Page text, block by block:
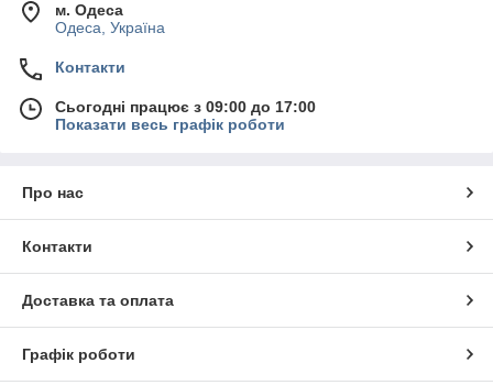
м. Одеса
Одеса, Україна
Контакти
Сьогодні працює з 09:00 до 17:00
Показати весь графік роботи
Про нас
Контакти
Доставка та оплата
Графік роботи